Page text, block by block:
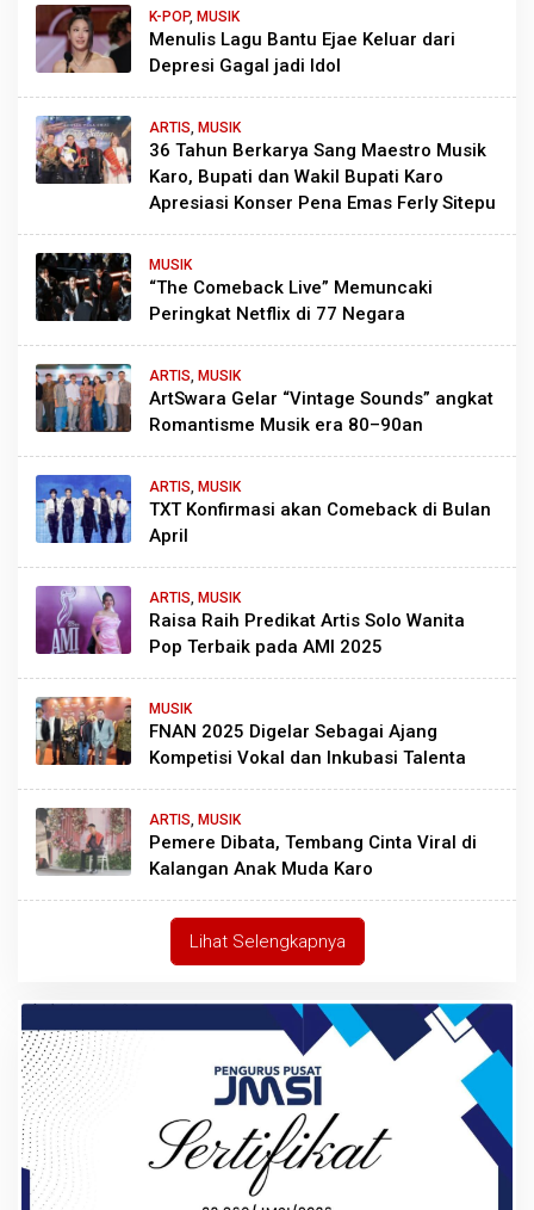
K-POP, MUSIK
Menulis Lagu Bantu Ejae Keluar dari
Depresi Gagal jadi Idol
ARTIS MUSIK
36 Tahun Berkarya Sang Maestro Musik
Karo, Bupati dan Wakil Bupati Karo
Apresiasi Konser Pena Emas Ferly Sitepu
MUSIK
“The Comeback Live” Memuncaki
Peringkat Netflix di 77 Negara
ARTIS MUSIK
ArtSwara Gelar “Vintage Sounds” angkat
Romantisme Musik era 80–90an
ARTIS MUSIK
TXT Konfirmasi akan Comeback di Bulan
April
ARTIS MUSIK
Raisa Raih Predikat Artis Solo Wanita
Pop Terbaik pada AMI 2025
MUSIK
FNAN 2025 Digelar Sebagai Ajang
Kompetisi Vokal dan Inkubasi Talenta
ARTIS MUSIK
Pemere Dibata, Tembang Cinta Viral di
Kalangan Anak Muda Karo
Lihat Selengkapnya